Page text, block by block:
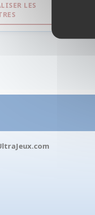
LES